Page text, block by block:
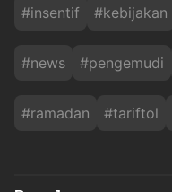
#insentif #kebijakan
#news #pengemudi
#ramadan #tariftol